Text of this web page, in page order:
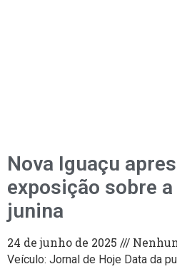
Nova Iguaçu
exposição sobre
junina
24 de junho de 2025
Veículo: Jornal de Hoje Data da